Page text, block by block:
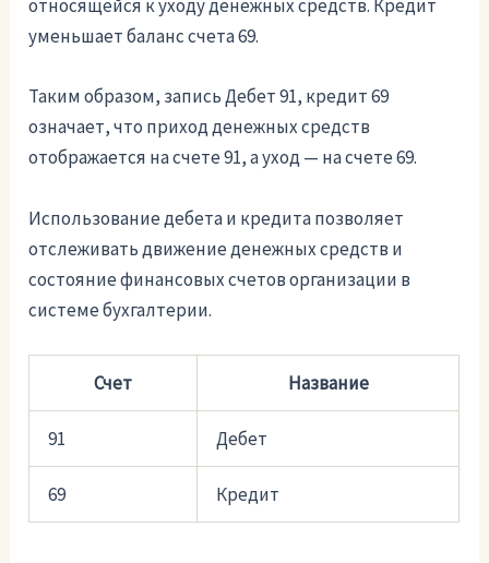
относящейся к уходу денежных средств. Кредит
уменьшает баланс счета 69.
Таким образом, запись Дебет 91, кредит 69
означает, что приход денежных средств
отображается на счете 91, а уход — на счете 69.
Использование дебета и кредита позволяет
отслеживать движение денежных средств и
состояние финансовых счетов организации в
системе бухгалтерии.
Счет Название
91 Дебет
69 Кредит